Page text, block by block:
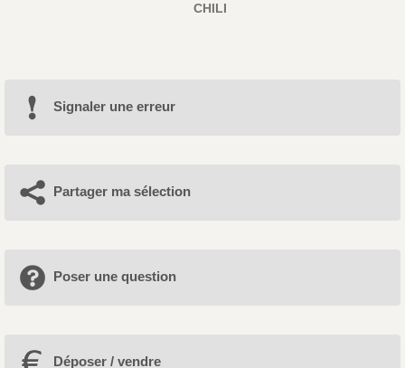
CHILI
Signaler une erreur
Partager ma sélection
Poser une question
Déposer / vendre